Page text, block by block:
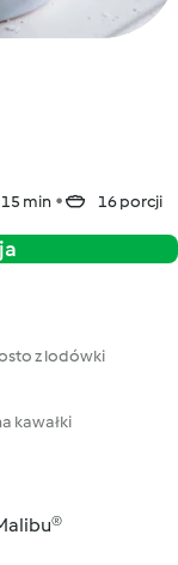
min 16 porcji
z lodówki
kawałki